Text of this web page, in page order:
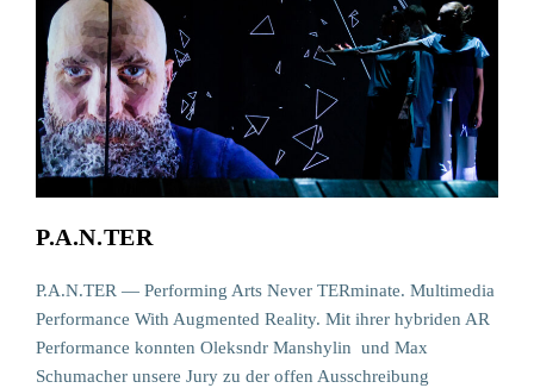
P.A.N.TER
P.A.N.TER — Performing Arts Never TERminate. Multimedia
Performance With Augmented Reality. Mit ihrer hybriden AR
Performance konnten Oleksndr Manshylin und Max
Schumacher unsere Jury zu der offen Ausschreibung